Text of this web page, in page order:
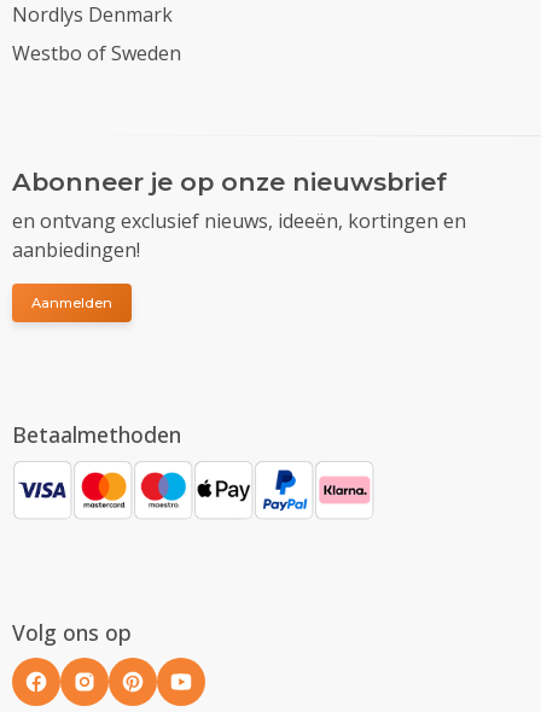
Nordlys Denmark
Westbo of Sweden
Abonneer je op onze nieuwsbrief
en ontvang exclusief nieuws, ideeën, kortingen en
aanbiedingen!
Aanmelden
Betaalmethoden
Volg ons op